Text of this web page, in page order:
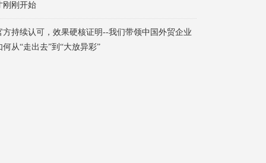
刚刚开始
方持续认可，效果硬核证明--我们带领中国外贸企业
何从“走出去”到“大放异彩”